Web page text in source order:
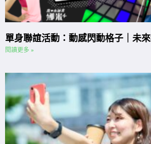
單身聯誼活動：動感閃動格子｜未
閱讀更多 »